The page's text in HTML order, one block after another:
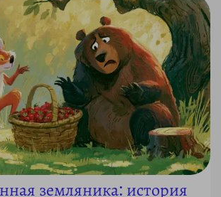
земляника: история